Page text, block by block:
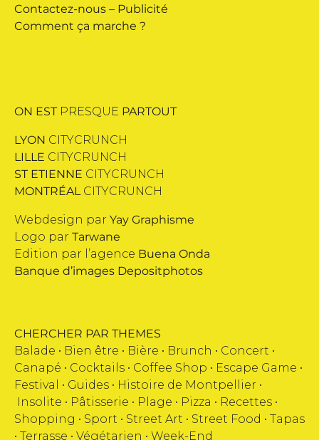
Contactez-nous – Publicité
Comment ça marche ?
ON EST PRESQUE PARTOUT
LYON CITYCRUNCH
LILLE CITYCRUNCH
ST ETIENNE CITYCRUNCH
MONTRÉALCITYCRUNCH
Webdesign par Yay Graphisme
Logo par Tarwane
Edition par l’agence Buena Onda
Banque d’images Depositphotos
CHERCHER PAR THEMES
Balade • Bien être • Bière • Brunch • Concert •
Canapé • Cocktails • Coffee Shop • Escape Game •
Festival
• Guides • Histoire de Montpellier •
Insolite • Pâtisserie • Plage • Pizza • Recettes •
Shopping • Sport • Street Art • Street Food • Tapas
• Terrasse • Végétarien • Week-End